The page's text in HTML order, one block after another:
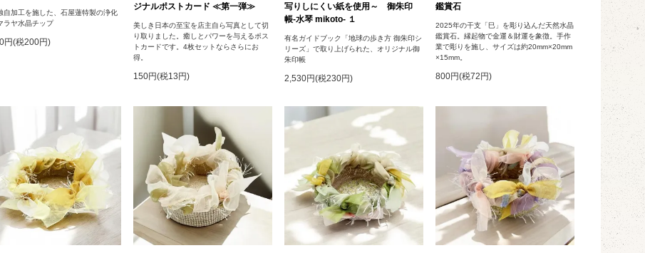
自加工を施した、石屋蓮特製の浄化
ラヤ水晶チップ
円(税200円)
ジナルポストカード ≪第一弾≫
美しき日本の至宝を店主自ら写真として切
り取りました。癒しとパワーを与えるポス
トカードです。4枚セットならさらにお
得。
150円(税13円)
写りしにくい紙を使用～ 御朱印
帳-水琴 mikoto- １
有名ガイドブック「地球の歩き方 御朱印シ
リーズ」で取り上げられた、オリジナル御
朱印帳
2,530円(税230円)
鑑賞石
2025年の干支「巳」を彫り込んだ天然水晶
鑑賞石。縁起物で金運＆財運を象徴。手作
業で彫りを施し、サイズは約20mm×20mm
×15mm。
800円(税72円)